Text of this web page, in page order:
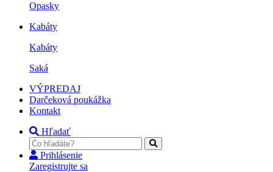
Opasky
Kabáty
Kabáty
Saká
VÝPREDAJ
Darčeková poukážka
Kontakt
Hľadať
Prihlásenie
Zaregistrujte sa